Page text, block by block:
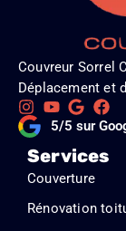
Couvreur Sorrel
Déplacement et
5/5 sur
Services
Couverture
Rénovation